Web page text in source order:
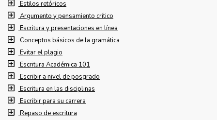
Estilos retóricos
Argumento y pensamiento crítico
Escritura y presentaciones en línea
Conceptos básicos de la gramática
Evitar el plagio
Escritura Académica 101
Escribir a nivel de posgrado
Escritura en las disciplinas
Escribir para su carrera
Repaso de escritura